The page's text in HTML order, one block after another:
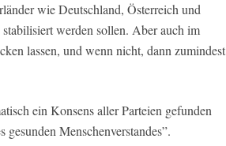
wie Deutschland, Österreich und
werden sollen. Aber auch im
lassen, und wenn nicht, dann zumindest
ein Konsens aller Parteien gefunden
Menschenverstandes”.